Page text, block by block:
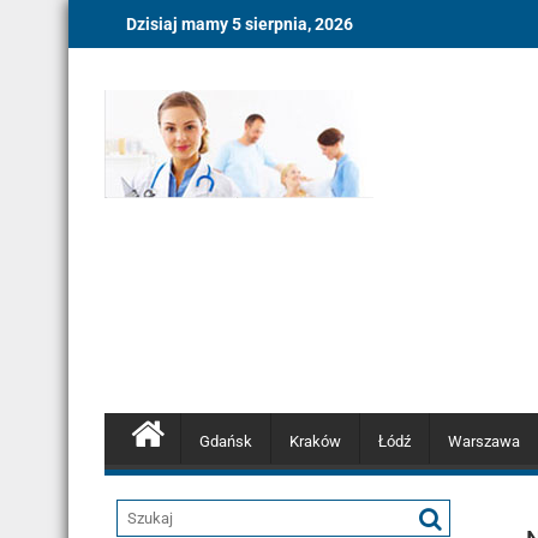
Dzisiaj mamy 5 sierpnia, 2026
Gdańsk Kraków Łódź Warszawa